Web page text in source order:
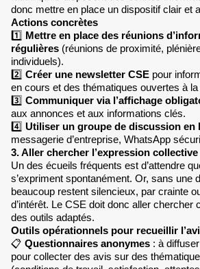
donc mettre en place un dispositif clair et
Actions concrètes
1️⃣ Mettre en place des réunions
régulières (réunions de proximité,
individuels).
2️⃣ Créer une newsletter CSE pour
en cours et des thématiques ouvertes à
3️⃣ Communiquer via l’affichage
aux annonces et aux informations clés.
4️⃣ Utiliser un groupe de discussion en
messagerie d’entreprise, WhatsApp
3. Aller chercher l’expression
Un des écueils fréquents est d’attendre
s’expriment spontanément. Or, sans une
beaucoup restent silencieux, par crainte
d’intérêt. Le CSE doit donc aller chercher
des outils adaptés.
Outils opérationnels pour recueillir
📋 Questionnaires anonymes : à
pour collecter des avis sur des